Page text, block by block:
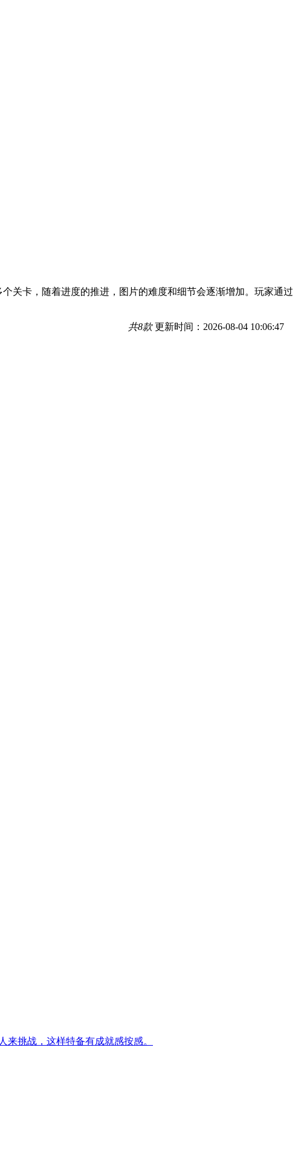
关卡，随着进度的推进，图片的难度和细节会逐渐增加。玩家通过
共8款更新时间：2026-08-04 10:06:47
挑战，这样特备有成就感按感。